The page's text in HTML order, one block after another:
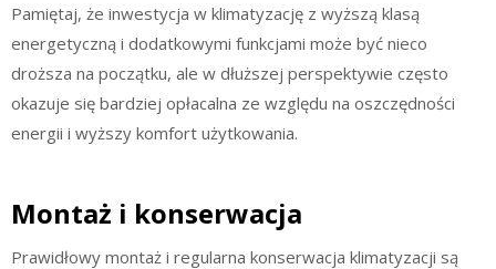
Pamiętaj, że inwestycja w klimatyzację z wyższą klasą
energetyczną i dodatkowymi funkcjami może być nieco
droższa na początku, ale w dłuższej perspektywie często
okazuje się bardziej opłacalna ze względu na oszczędności
energii i wyższy komfort użytkowania.
Montaż i konserwacja
Prawidłowy montaż i regularna konserwacja klimatyzacji są